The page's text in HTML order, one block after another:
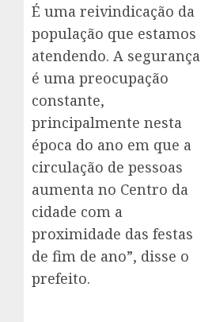
É uma reivindicação da
população que estamos
atendendo. A segurança
é uma preocupação
constante,
principalmente nesta
época do ano em que a
circulação de pessoas
aumenta no Centro da
cidade com a
proximidade das festas
de fim de ano”, disse o
prefeito.